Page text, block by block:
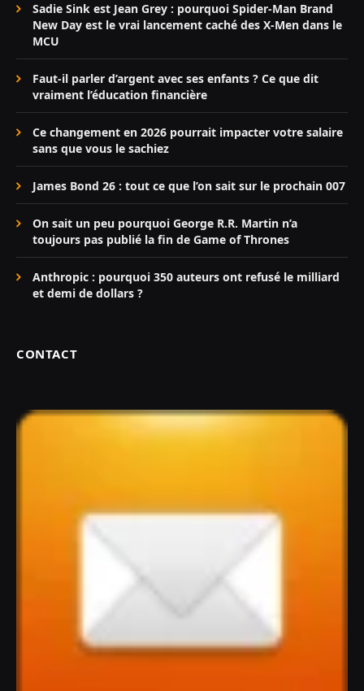
Sadie Sink est Jean Grey : pourquoi Spider-Man Brand
New Day est le vrai lancement caché des X-Men dans le
MCU
Faut-il parler d’argent avec ses enfants ? Ce que dit
vraiment l’éducation financière
Ce changement en 2026 pourrait impacter votre salaire
sans que vous le sachiez
James Bond 26 : tout ce que l’on sait sur le prochain 007
On sait un peu pourquoi George R.R. Martin n’a
toujours pas publié la fin de Game of Thrones
Anthropic : pourquoi 350 auteurs ont refusé le milliard
et demi de dollars ?
CONTACT